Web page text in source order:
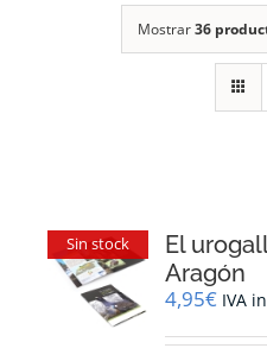
Mostrar36
Sin stock
El
Aragón
4,95€ IVA